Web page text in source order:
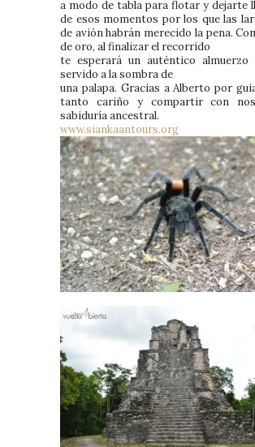
a modo de tabla para flotar y dejarte
de esos momentos por los que las
de avión habrán merecido la pena.
de oro, al finalizar el recorrido
te esperará un auténtico almuerzo
servido a la sombra de
una palapa. Gracias a Alberto por
tanto cariño y compartir con
sabiduría ancestral.
www.siankaantours.org